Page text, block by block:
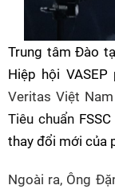
Trung tâm Đào
Hiệp hội
Veritas Việt Nam
Tiêu chuẩn
thay đổi mới của
Ngoài ra, Ông